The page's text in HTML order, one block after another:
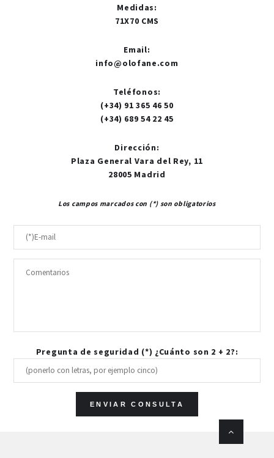
Medidas:
71X70 CMS
Email:
info@olofane.com
Teléfonos:
(+34) 91 365 46 50
(+34) 689 54 22 45
Dirección:
Plaza General Vara del Rey, 11
28005 Madrid
Los campos marcados con (*) son obligatorios
Pregunta de seguridad (*) ¿Cuánto son 2 + 2?: